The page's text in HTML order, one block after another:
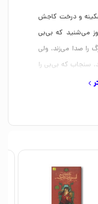
و درخت کاجش
می‌شنید که بی‌بی
را صدا می‌زند، ولی
سنجاب که بی‌بی را
برود و هرطور